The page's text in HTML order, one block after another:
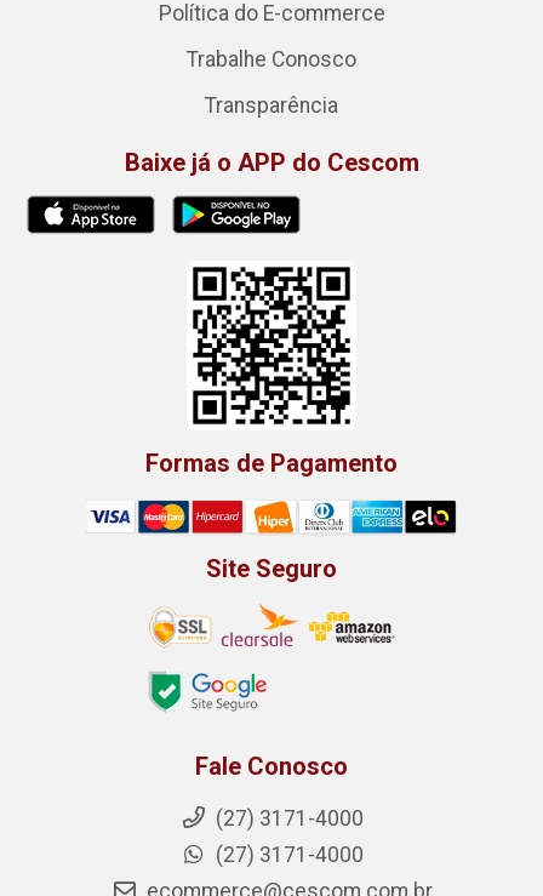
Política do E-commerce
Trabalhe Conosco
Transparência
Baixe já o APP do Cescom
Formas de Pagamento
Site Seguro
Fale Conosco
(27) 3171-4000
(27) 3171-4000
ecommerce@cescom.com.br